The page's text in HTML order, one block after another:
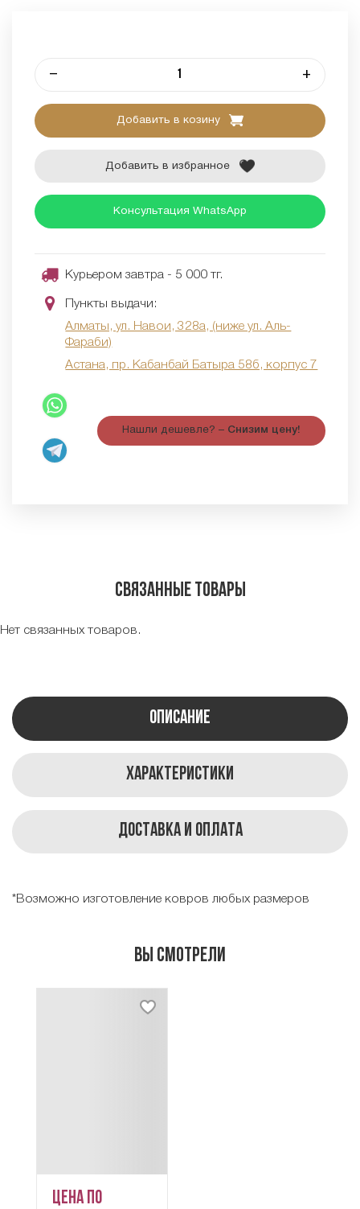
– +
Добавить в козину
Добавить в избранное
Консультация WhatsApp
Курьером завтра - 5 000 тг.
Пункты выдачи:
Алматы, ул. Навои, 328а, (ниже ул. Аль-
Фараби)
Астана, пр. Кабанбай Батыра 58б, корпус 7
Нашли дешевле? – Снизим цену!
Связанные товары
Нет связанных товаров.
Описание
Характеристики
Доставка и оплата
*Возможно изготовление ковров любых размеров
Вы смотрели
Цена по